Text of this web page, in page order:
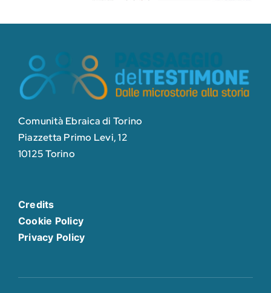
Comunità Ebraica di Torino
Piazzetta Primo Levi, 12
10125 Torino
Credits
Cookie Policy
Privacy Policy